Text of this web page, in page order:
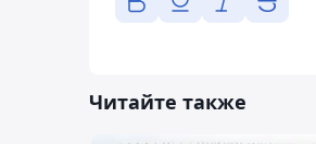
Читайте также